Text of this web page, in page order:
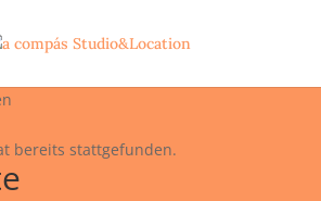
bereits stattgefunden.